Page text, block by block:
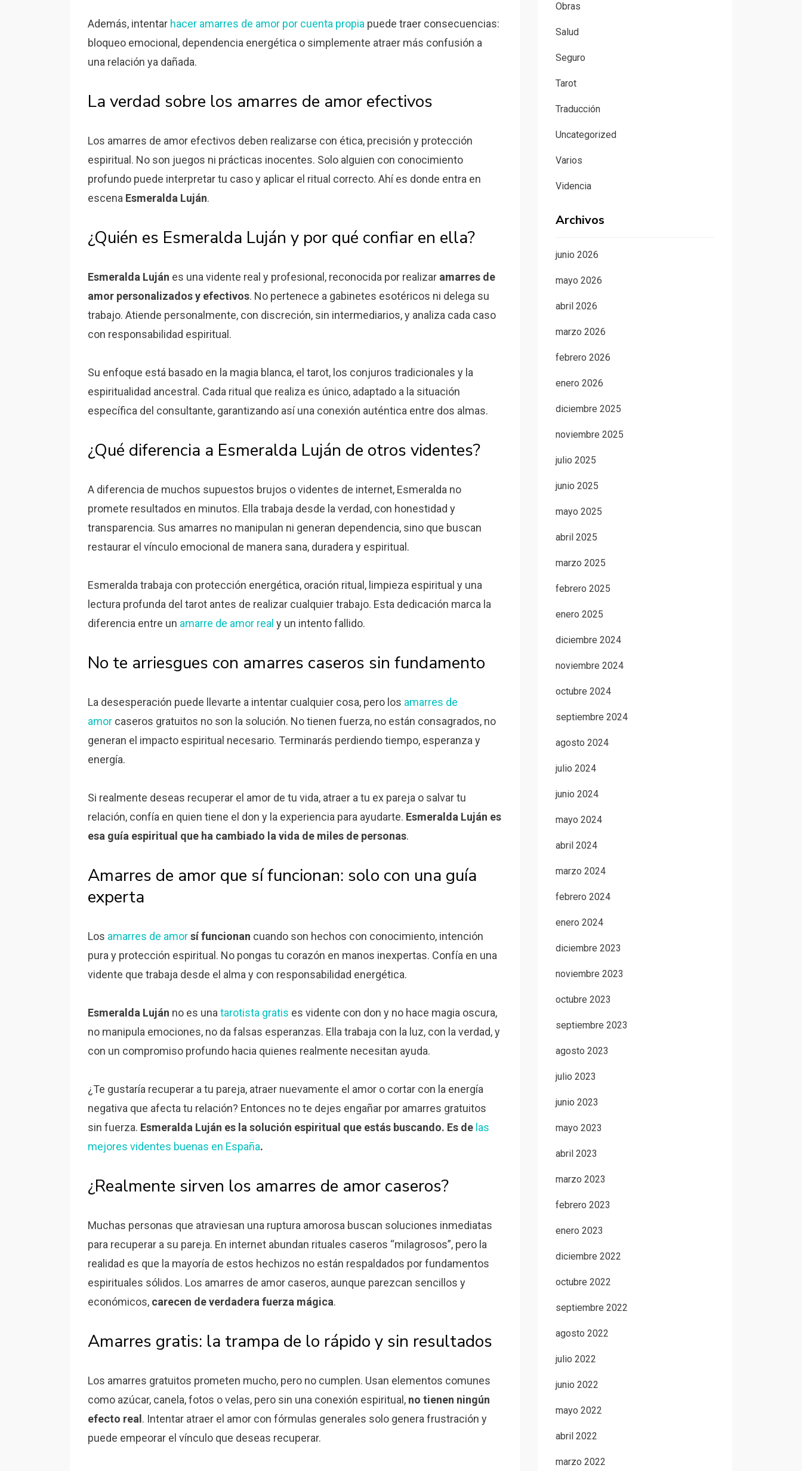
Además, intentar hacer amarres de amor por cuenta propia puede traer consecuencias:
bloqueo emocional, dependencia energética o simplemente atraer más confusión a
una relación ya dañada.
La verdad sobre los amarres de amor efectivos
Los amarres de amor efectivos deben realizarse con ética, precisión y protección
espiritual. No son juegos ni prácticas inocentes. Solo alguien con conocimiento
profundo puede interpretar tu caso y aplicar el ritual correcto. Ahí es donde entra en
escena Esmeralda Luján.
¿Quién es Esmeralda Luján y por qué confiar en ella?
Esmeralda Luján es una vidente real y profesional, reconocida por realizar amarres de
amor personalizados y efectivos. No pertenece a gabinetes esotéricos ni delega su
trabajo. Atiende personalmente, con discreción, sin intermediarios, y analiza cada caso
con responsabilidad espiritual.
Su enfoque está basado en la magia blanca, el tarot, los conjuros tradicionales y la
espiritualidad ancestral. Cada ritual que realiza es único, adaptado a la situación
específica del consultante, garantizando así una conexión auténtica entre dos almas.
¿Qué diferencia a Esmeralda Luján de otros videntes?
A diferencia de muchos supuestos brujos o videntes de internet, Esmeralda no
promete resultados en minutos. Ella trabaja desde la verdad, con honestidad y
transparencia. Sus amarres no manipulan ni generan dependencia, sino que buscan
restaurar el vínculo emocional de manera sana, duradera y espiritual.
Esmeralda trabaja con protección energética, oración ritual, limpieza espiritual y una
lectura profunda del tarot antes de realizar cualquier trabajo. Esta dedicación marca la
diferencia entre un amarre de amor real y un intento fallido.
No te arriesgues con amarres caseros sin fundamento
La desesperación puede llevarte a intentar cualquier cosa, pero los amarres de
amor caseros gratuitos no son la solución. No tienen fuerza, no están consagrados, no
generan el impacto espiritual necesario. Terminarás perdiendo tiempo, esperanza y
energía.
Si realmente deseas recuperar el amor de tu vida, atraer a tu ex pareja o salvar tu
relación, confía en quien tiene el don y la experiencia para ayudarte. Esmeralda Luján es
esa guía espiritual que ha cambiado la vida de miles de personas.
Amarres de amor que sí funcionan: solo con una guía
experta
Los amarres de amorsí funcionan cuando son hechos con conocimiento, intención
pura y protección espiritual. No pongas tu corazón en manos inexpertas. Confía en una
vidente que trabaja desde el alma y con responsabilidad energética.
Esmeralda Luján no es una tarotista gratis es vidente con don y no hace magia oscura,
no manipula emociones, no da falsas esperanzas. Ella trabaja con la luz, con la verdad, y
con un compromiso profundo hacia quienes realmente necesitan ayuda.
¿Te gustaría recuperar a tu pareja, atraer nuevamente el amor o cortar con la energía
negativa que afecta tu relación? Entonces no te dejes engañar por amarres gratuitos
sin fuerza. Esmeralda Luján es la solución espiritual que estás buscando. Es de las
mejores videntes buenas en España.
¿Realmente sirven los amarres de amor caseros?
Muchas personas que atraviesan una ruptura amorosa buscan soluciones inmediatas
para recuperar a su pareja. En internet abundan rituales caseros “milagrosos”, pero la
realidad es que la mayoría de estos hechizos no están respaldados por fundamentos
espirituales sólidos. Los amarres de amor caseros, aunque parezcan sencillos y
económicos, carecen de verdadera fuerza mágica.
Amarres gratis: la trampa de lo rápido y sin resultados
Los amarres gratuitos prometen mucho, pero no cumplen. Usan elementos comunes
como azúcar, canela, fotos o velas, pero sin una conexión espiritual, no tienen ningún
efecto real . Intentar atraer el amor con fórmulas generales solo genera frustración y
puede empeorar el vínculo que deseas recuperar.
Obras
Salud
Seguro
Tarot
Traducción
Uncategorized
Varios
Videncia
Archivos
junio 2026
mayo 2026
abril 2026
marzo 2026
febrero 2026
enero 2026
diciembre 2025
noviembre 2025
julio 2025
junio 2025
mayo 2025
abril 2025
marzo 2025
febrero 2025
enero 2025
diciembre 2024
noviembre 2024
octubre 2024
septiembre 2024
agosto 2024
julio 2024
junio 2024
mayo 2024
abril 2024
marzo 2024
febrero 2024
enero 2024
diciembre 2023
noviembre 2023
octubre 2023
septiembre 2023
agosto 2023
julio 2023
junio 2023
mayo 2023
abril 2023
marzo 2023
febrero 2023
enero 2023
diciembre 2022
octubre 2022
septiembre 2022
agosto 2022
julio 2022
junio 2022
mayo 2022
abril 2022
marzo 2022